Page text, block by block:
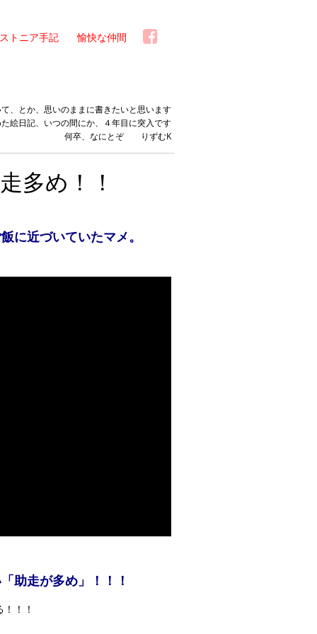
トニア手記 愉快な仲間
、とか、思いのままに書きたいと思います
絵日記、いつの間にか、４年目に突入です
何卒、なにとぞ りずむK
多め！！
に近づいていたマメ。
助走が多め」！！！
！！